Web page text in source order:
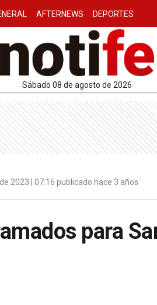
AFTERNEWS DEPORTES
sábado 08 de agosto de 2026
2023 | 07:16 publicado hace 3 años
para